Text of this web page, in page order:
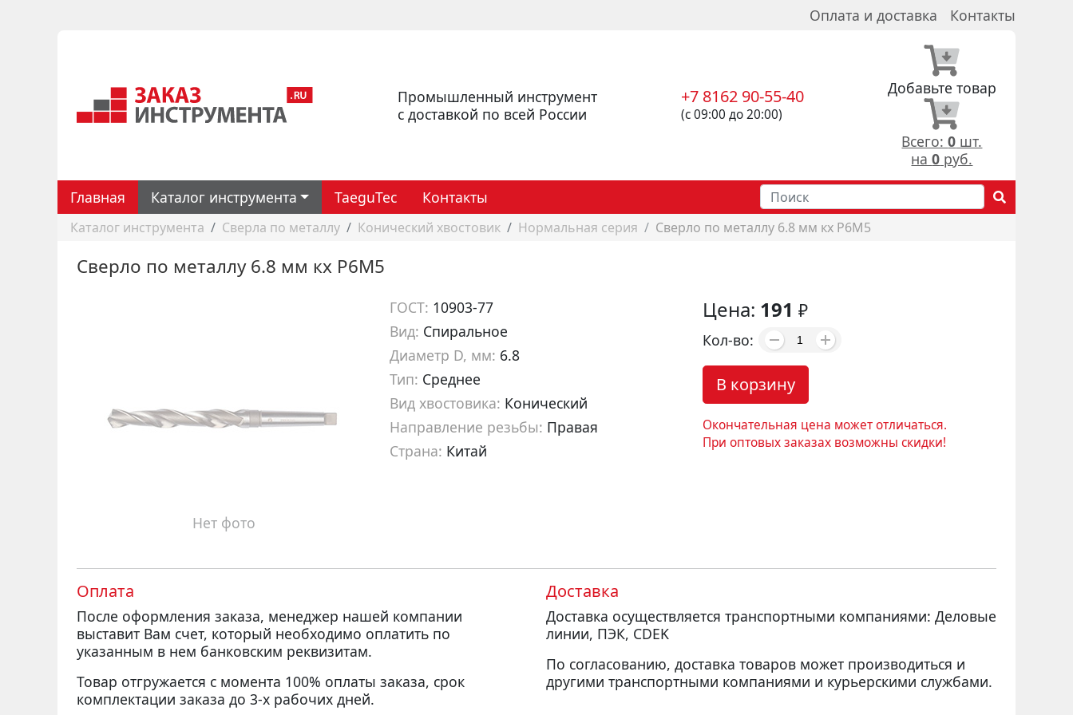
Оплата и доставка Контакты
Промышленный инструмент
с доставкой по всей России
+7 8162 90-55-40
(с 09:00 до 20:00)
Добавьте товар
Всего:0 шт.
на0 руб.
Главная
Каталог инструмента TaeguTec Контакты
Каталог инструмента Сверла по металлу Конический хвостовик Нормальная серия Сверло по металлу 6.8 мм кх Р6М5
Сверло по металлу 6.8 мм кх Р6М5
Нет фото
ГОСТ: 10903-77
Вид: Спиральное
Диаметр D, мм: 6.8
Тип: Среднее
Вид хвостовика: Конический
Направление резьбы: Правая
Страна: Китай
Цена: 191 ₽
Кол-во:
В корзину
Окончательная цена может отличаться.
При оптовых заказах возможны скидки!
Оплата
После оформления заказа, менеджер нашей компании
выставит Вам счет, который необходимо оплатить по
указанным в нем банковским реквизитам.
Товар отгружается с момента 100% оплаты заказа, срок
комплектации заказа до 3-х рабочих дней.
Доставка
Доставка осуществляется транспортными компаниями: Деловые
линии, ПЭК, CDEK
По согласованию, доставка товаров может производиться и
другими транспортными компаниями и курьерскими службами.